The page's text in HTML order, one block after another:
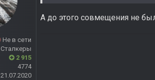
Не в сети
Сталкеры
2 915
4774
21.07.2020
А до этого совмещения не